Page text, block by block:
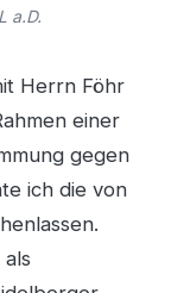
a.D.
Herrn Föhr
einer
gegen
ich die von